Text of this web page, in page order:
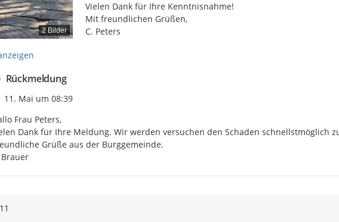
2 Bilder
Vielen Dank für Ihre Kenntnisnahme!
Mit freundlichen Grüßen,
C. Peters
Rückmeldung
Zeitpunkt des Erstellens
11. Mai um 08:39
Frau Peters,
Dank für Ihre Meldung. Wir werden versuchen den Schaden schnellstmöglich
Grüße aus der Burggemeinde.